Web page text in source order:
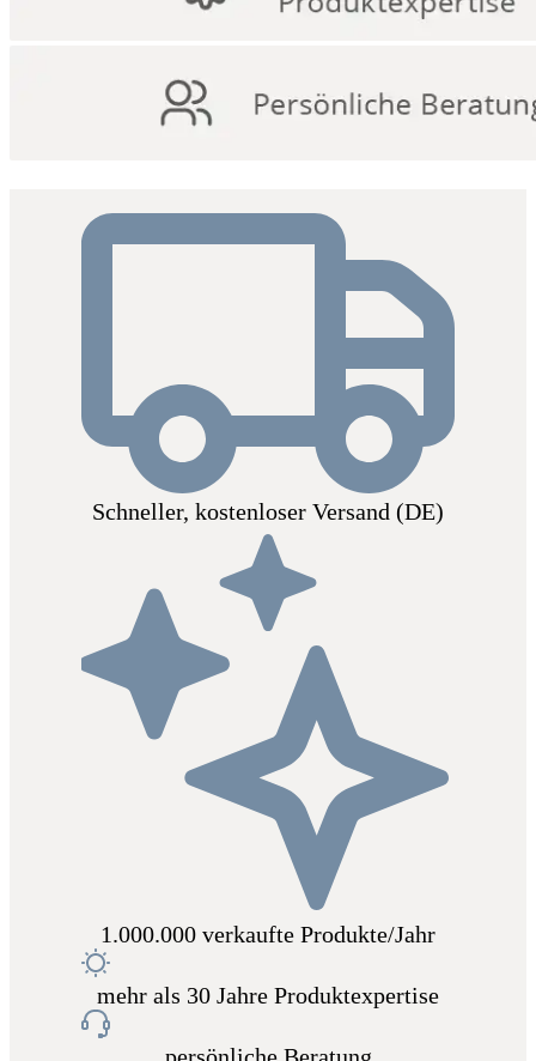
Schneller, kostenloser Versand (DE)
1.000.000 verkaufte Produkte/Jahr
mehr als 30 Jahre Produktexpertise